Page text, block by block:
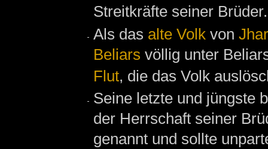
Streitkräfte seiner Brüder.
Als das alte Volk von
Beliars völlig unter
Flut, die das Volk
Seine letzte und jüngste
der Herrschaft seiner
genannt und sollte